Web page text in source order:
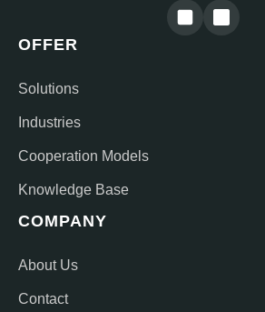
OFFER
Solutions
Industries
Cooperation Models
Knowledge Base
COMPANY
About Us
Contact